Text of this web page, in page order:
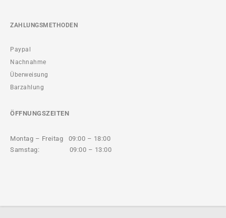
ZAHLUNGSMETHODEN
Paypal
Nachnahme
Überweisung
Barzahlung
ÖFFNUNGSZEITEN
Montag – Freitag 09:00 – 18:00
Samstag: 09:00 – 13:00